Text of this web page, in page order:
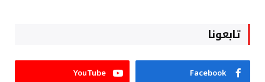
تابعونا
Facebook
YouTube